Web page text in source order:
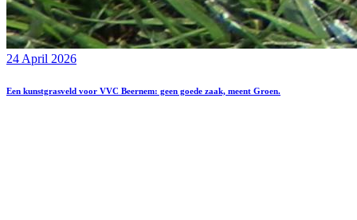
24 April 2026
Een kunstgrasveld voor VVC Beernem: geen goede zaak, meent Groen.